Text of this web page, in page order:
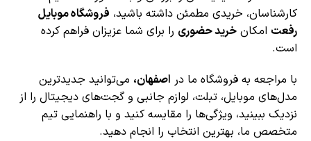
کارشناسان، خریدی مطمئن داشته باشید، فروشگاه موبایل
رفعت امکان خرید حضوری را برای شما عزیزان فراهم کرده
است.
با مراجعه به فروشگاه ما در اصفهان، می‌توانید جدیدترین
مدل‌های موبایل، تبلت، لوازم جانبی و گجت‌های دیجیتال را از
نزدیک ببینید، ویژگی‌ها را مقایسه کنید و با راهنمایی تیم
متخصص ما، بهترین انتخاب را انجام دهید.